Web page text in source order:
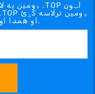
او همدا اوس یې راجستر کړئ.